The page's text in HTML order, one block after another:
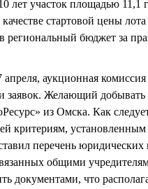
лет участок площадью
стартовой цены
региональный бюджет за
апреля, аукционная
заявок. Желающий добывать
из Омска. Как
критериям,
перечень
общими
документами, что